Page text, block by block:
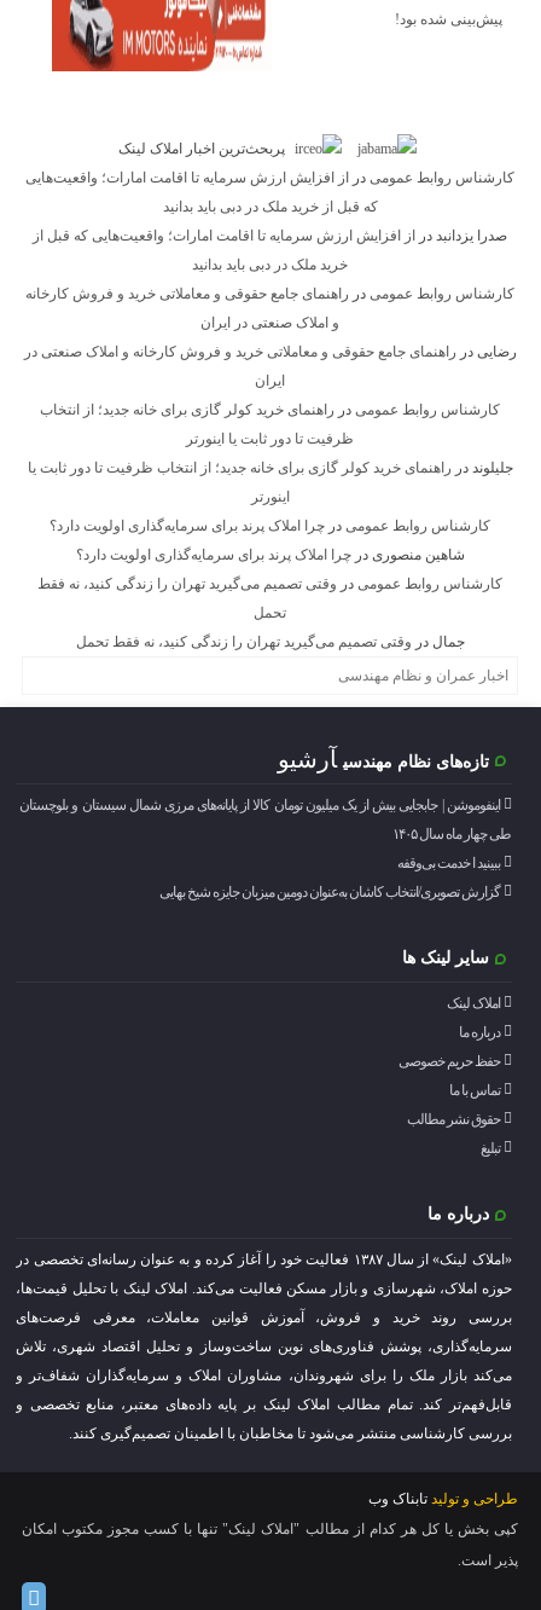
پربحث‌ترین اخبار املاک لینک
کارشناس روابط عمومی در از افزایش ارزش سرمایه تا اقامت امارات؛ واقعیت‌هایی
که قبل از خرید ملک در دبی باید بدانید
صدرا یزدانبد در از افزایش ارزش سرمایه تا اقامت امارات؛ واقعیت‌هایی که قبل از
خرید ملک در دبی باید بدانید
کارشناس روابط عمومی در راهنمای جامع حقوقی و معاملاتی خرید و فروش کارخانه
و املاک صنعتی در ایران
رضایی در راهنمای جامع حقوقی و معاملاتی خرید و فروش کارخانه و املاک صنعتی در
ایران
کارشناس روابط عمومی در راهنمای خرید کولر گازی برای خانه جدید؛ از انتخاب
ظرفیت تا دور ثابت یا اینورتر
جلیلوند در راهنمای خرید کولر گازی برای خانه جدید؛ از انتخاب ظرفیت تا دور ثابت یا
اینورتر
کارشناس روابط عمومی در چرا املاک پرند برای سرمایه‌گذاری اولویت دارد؟
شاهین منصوری درچرا املاک پرند برای سرمایه‌گذاری اولویت دارد؟
کارشناس روابط عمومی در وقتی تصمیم می‌گیرید تهران را زندگی کنید، نه فقط
تحمل
جمال در وقتی تصمیم می‌گیرید تهران را زندگی کنید، نه فقط تحمل
اخبار عمران و نظام مهندسی
تازه‌های نظام مهندسی آرشیو
اینفوموشن | جابجایی بیش از یک میلیون تومان کالا از پایانه‌های مرزی شمال سیستان و بلوچستان
طی چهار ماه سال ۱۴۰۵
ببینید ا خدمت بی‌وقفه
گزارش تصویری/انتخاب کاشان به‌عنوان دومین میزبان جایزه شیخ بهایی
سایر لینک ها
املاک لینک
درباره ما
حفظ حریم خصوصی
تماس با ما
حقوق نشر مطالب
تبلیغ
درباره ما
«املاک لینک» از سال ۱۳۸۷ فعالیت خود را آغاز کرده و به عنوان رسانه‌ای تخصصی در
حوزه املاک، شهرسازی و بازار مسکن فعالیت می‌کند. املاک لینک با تحلیل قیمت‌ها،
بررسی روند خرید و فروش، آموزش قوانین معاملات، معرفی فرصت‌های
سرمایه‌گذاری، پوشش فناوری‌های نوین ساخت‌وساز و تحلیل اقتصاد شهری، تلاش
می‌کند بازار ملک را برای شهروندان، مشاوران املاک و سرمایه‌گذاران شفاف‌تر و
قابل‌فهم‌تر کند. تمام مطالب املاک لینک بر پایه داده‌های معتبر، منابع تخصصی و
بررسی کارشناسی منتشر می‌شود تا مخاطبان با اطمینان تصمیم‌گیری کنند.
طراحی و تولیدتابناک وب
کپی بخش یا کل هر کدام از مطالب "املاک لینک" تنها با کسب مجوز مکتوب امکان
پذیر است.